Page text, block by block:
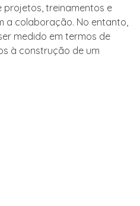
treinamentos e
a colaboração. No entanto,
medido em termos de
à construção de um